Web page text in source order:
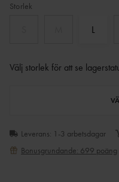
Storlek
L
Välj storlek för att se
Leverans: 1-3 arbetsdagar
Bonusgrundande: 699 poäng